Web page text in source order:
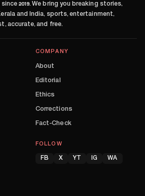
since 2019. We bring you breaking stories,
and India, sports, entertainment,
accurate, and free.
COMPANY
About
Editorial
Ethics
Corrections
Fact-Check
FOLLOW
FB X YT IG WA